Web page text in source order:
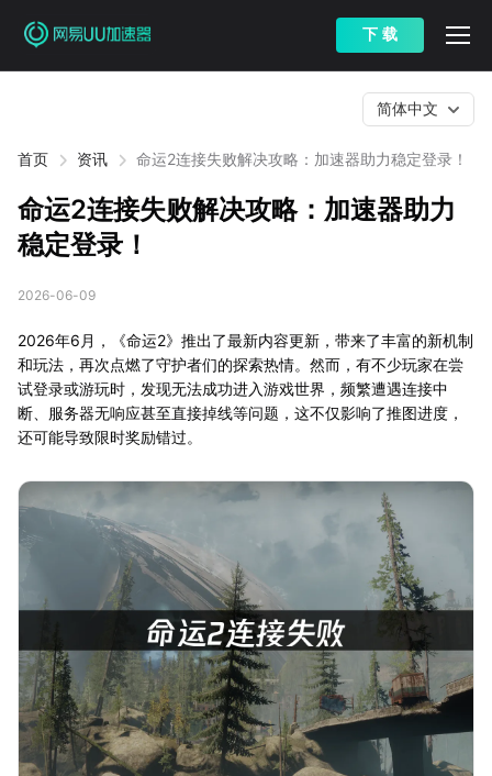
下 载
首页 资讯 命运2连接失败解决攻略：加速器助力稳定登录！
简体中文
命运2连接失败解决攻略：加速器助力
稳定登录！
2026-06-09
2026年6月，《命运2》推出了最新内容更新，带来了丰富的新机制
和玩法，再次点燃了守护者们的探索热情。然而，有不少玩家在尝
试登录或游玩时，发现无法成功进入游戏世界，频繁遭遇连接中
断、服务器无响应甚至直接掉线等问题，这不仅影响了推图进度，
还可能导致限时奖励错过。